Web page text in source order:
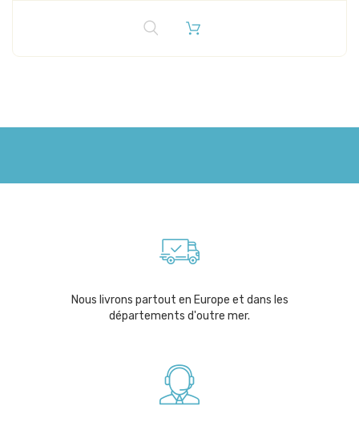
Nous livrons partout en Europe et dans les
départements d'outre mer.